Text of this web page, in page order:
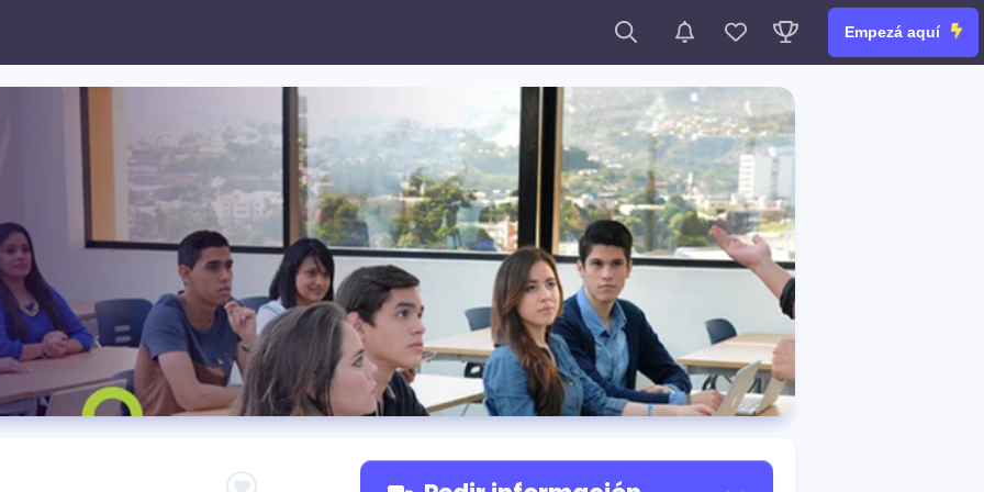
Empezá aquí